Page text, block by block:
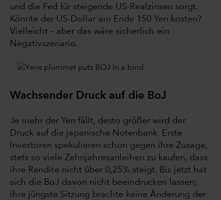
und die Fed für steigende US-Realzinsen sorgt.
Könnte der US-Dollar am Ende 150 Yen kosten?
Vielleicht – aber das wäre sicherlich ein
Negativszenario.
Wachsender Druck auf die BoJ
Je mehr der Yen fällt, desto größer wird der
Druck auf die japanische Notenbank. Erste
Investoren spekulieren schon gegen ihre Zusage,
stets so viele Zehnjahresanleihen zu kaufen, dass
ihre Rendite nicht über 0,25% steigt. Bis jetzt hat
sich die BoJ davon nicht beeindrucken lassen;
ihre jüngste Sitzung brachte keine Änderung der